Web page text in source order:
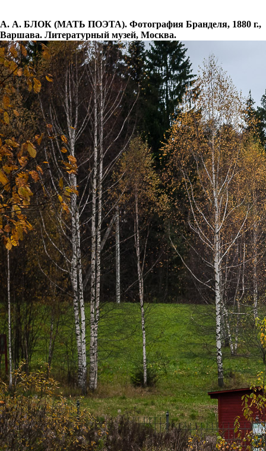
А. А. БЛОК (МАТЬ ПОЭТА). Фотография Бранделя, 1880 г.,
Варшава. Литературный музей, Москва.